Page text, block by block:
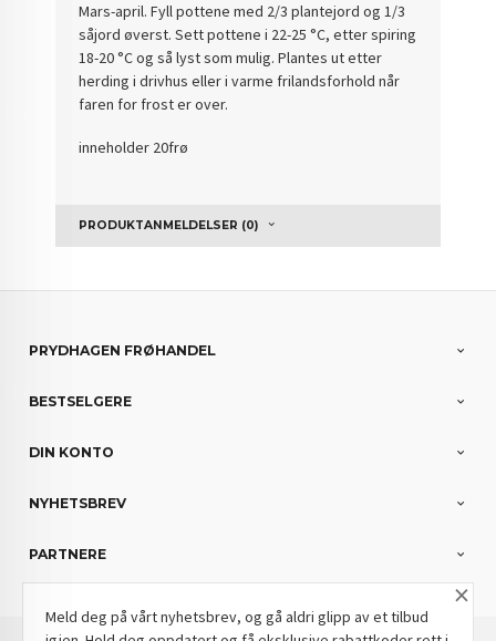
Mars-april. Fyll pottene med 2/3 plantejord og 1/3
såjord øverst. Sett pottene i 22-25 °C, etter spiring
18-20 °C og så lyst som mulig. Plantes ut etter
herding i drivhus eller i varme frilandsforhold når
faren for frost er over.
inneholder 20frø
PRODUKTANMELDELSER (0)
PRYDHAGEN FRØHANDEL
BESTSELGERE
DIN KONTO
NYHETSBREV
PARTNERE
×
Meld deg på vårt nyhetsbrev, og gå aldri glipp av et tilbud